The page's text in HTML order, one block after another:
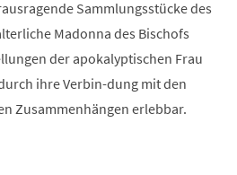
Sammlungsstücke des
Madonna des Bischofs
der apokalyptischen Frau
ihre Verbin-dung mit den
Zusammenhängen erlebbar.